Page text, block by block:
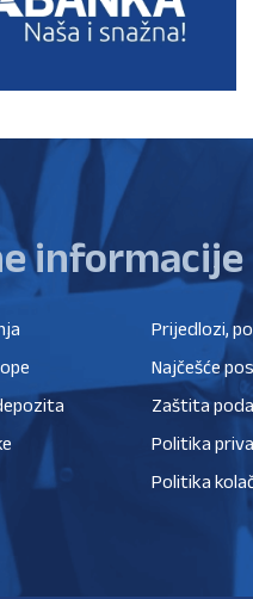
informacije
Prijedlozi,
Najčešće
Zaštita
Politika
Politika